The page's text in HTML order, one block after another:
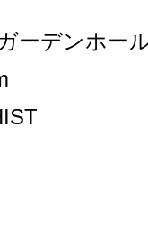
ーデンホー